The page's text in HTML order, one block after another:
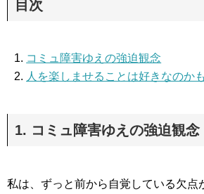
目次
コミュ障害ゆえの強迫観念
人を楽しませることは好きなのか
1. コミュ障害ゆえの強迫観念
私は、ずっと前から自覚している欠点